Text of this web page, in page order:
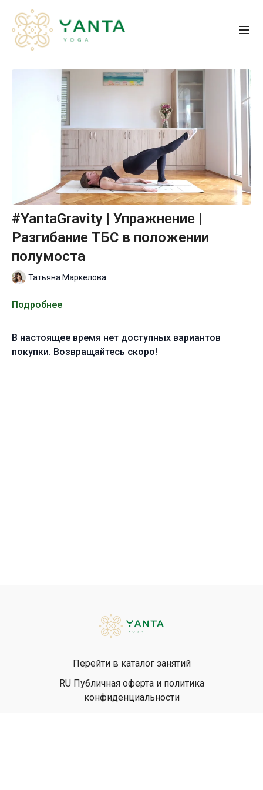
#YantaGravity | Упражнение |
Разгибание ТБС в положении
полумоста
Татьяна Маркелова
Подробнее
В настоящее время нет доступных вариантов
покупки. Возвращайтесь скоро!
Перейти в каталог занятий
RU Публичная оферта и политика
конфиденциальности